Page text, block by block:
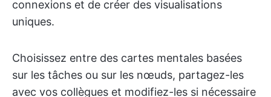
connexions et de créer des visualisations
uniques.
Choisissez entre des cartes mentales basées
sur les tâches ou sur les nœuds, partagez-les
avec vos collègues et modifiez-les si nécessaire